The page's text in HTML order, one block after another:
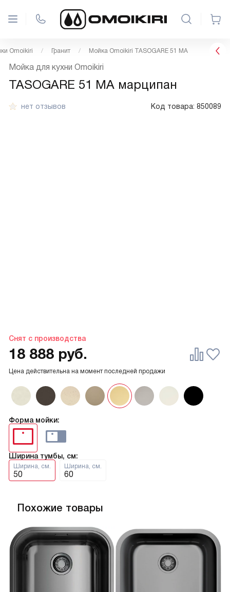
Omoikiri Гранит Мойка Omoikiri TASOGARE 51 MA
нет отзывов Код товара: 850089
Снят с производства
Мойка для кухни Omoikiri
TASOGARE 51 MA марципан
Форма мойки:
Ширина тумбы, см:
Ширина, см.
50
Ширина, см.
60
Цена действительна на момент последней продажи
18 888 руб.
Похожие товары